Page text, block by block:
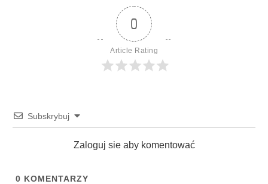
0
Article Rating
Subskrybuj
Zaloguj sie aby komentować
0 KOMENTARZY